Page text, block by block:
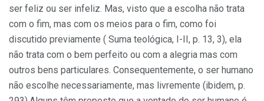
ser feliz ou ser infeliz. Mas, visto que a escolha não trata
com o fim, mas com os meios para o fim, como foi
discutido previamen­te ( Suma teológica, I-II, p. 13, 3), ela
não trata com o bem perfeito ou com a alegria mas com
outros bens particulares. Consequentemente, o ser humano
não escolhe necessariamente, mas livremente (ibidem, p.